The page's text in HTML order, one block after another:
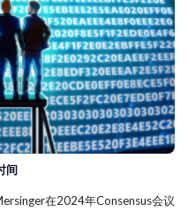
间
在2024年Consensus会议